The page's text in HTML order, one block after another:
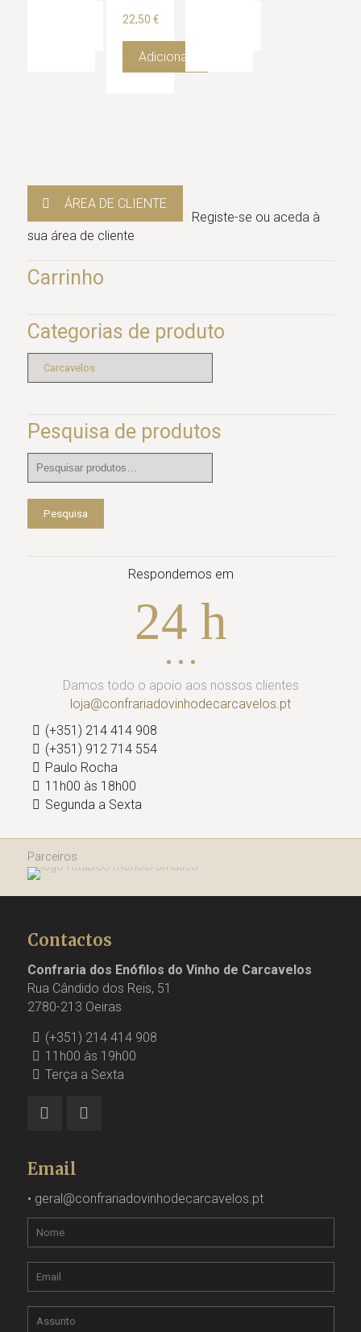
22,50 €
Adicionar
ÁREA DE CLIENTE
Registe-se ou aceda à
sua área de cliente
Carrinho
Categorias de produto
Pesquisa de produtos
Pesquisar
por:
Pesquisa
Respondemos em
24 h
Damos todo o apoio aos nossos clientes
loja@confrariadovinhodecarcavelos.pt
(+351) 214 414 908
(+351) 912 714 554
Paulo Rocha
11h00 às 18h00
Segunda a Sexta
Parceiros
Contactos
Confraria dos Enófilos do Vinho de Carcavelos
Rua Cândido dos Reis, 51
2780-213 Oeiras
(+351) 214 414 908
11h00 às 19h00
Terça a Sexta
Email
• geral@confrariadovinhodecarcavelos.pt